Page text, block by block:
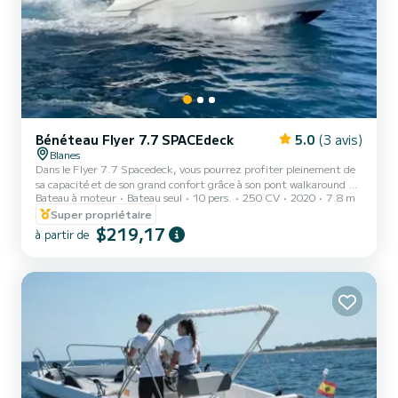
Bénéteau Flyer 7.7 SPACEdeck 5.0 (3 avis)
Blanes
Dans le Flyer 7.7 Spacedeck, vous pourrez profiter pleinement de
sa capacité et de son grand confort grâce à son pont walkaround et
sa grande largeur.
Bateau à moteur Bateau seul 10 pers. 250 CV 2020
7.8 m
Super propriétaire
à partir de $219,17